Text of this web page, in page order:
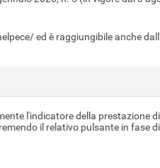
ed è raggiungibile anche
l'indicatore della prestazione
il relativo pulsante in fase